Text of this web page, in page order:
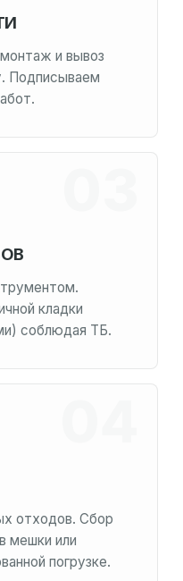
и вывоз
Подписываем
кладки
соблюдая ТБ.
отходов. Сбор
мешки или
погрузке.